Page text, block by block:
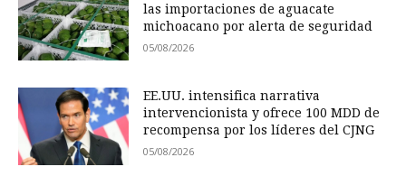
las importaciones de aguacate
michoacano por alerta de seguridad
05/08/2026
EE.UU. intensifica narrativa
intervencionista y ofrece 100 MDD de
recompensa por los líderes del CJNG
05/08/2026